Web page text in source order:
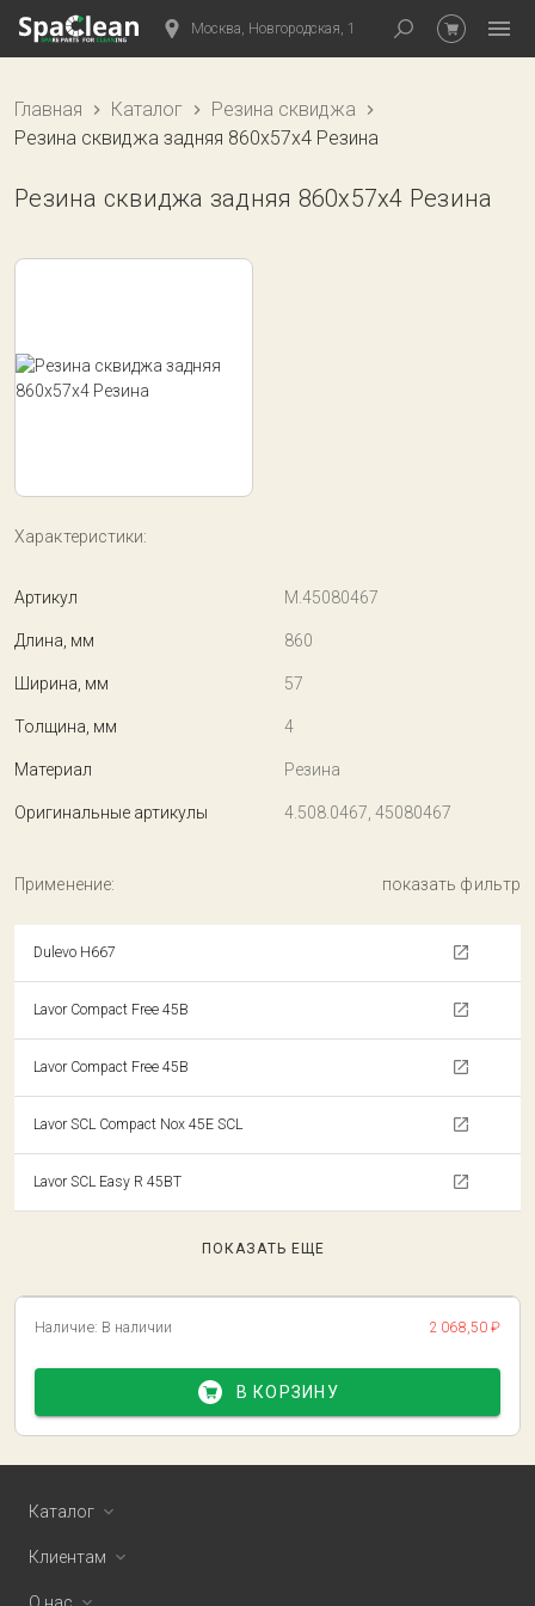
Москва, Новгородская, 1
Главная Каталог
Резина сквиджа
Резина сквиджа задняя 860x57x4 Резина
Резина сквиджа задняя 860x57x4 Резина
Характеристики:
Артикул M.45080467
Длина, мм 860
Ширина, мм 57
Толщина, мм 4
Материал Резина
Оригинальные артикулы 4.508.0467, 45080467
Применение: показать фильтр
Dulevo H667
Lavor Compact Free 45B
Lavor Compact Free 45B
Lavor SCL Compact Nox 45E SCL
Lavor SCL Easy R 45BT
ПОКАЗАТЬ ЕЩЕ
Наличие: В наличии 2 068,50 ₽
В КОРЗИНУ
Каталог
Клиентам